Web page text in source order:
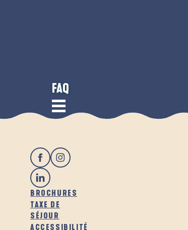
FAQ
BROCHURES
TAXE DE
SÉJOUR
ACCESSIBILITÉ